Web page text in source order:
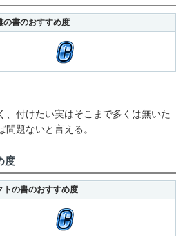
の書のおすすめ度
、付けたい実はそこまで多くは無いた
題ないと言える。
度
トの書のおすすめ度